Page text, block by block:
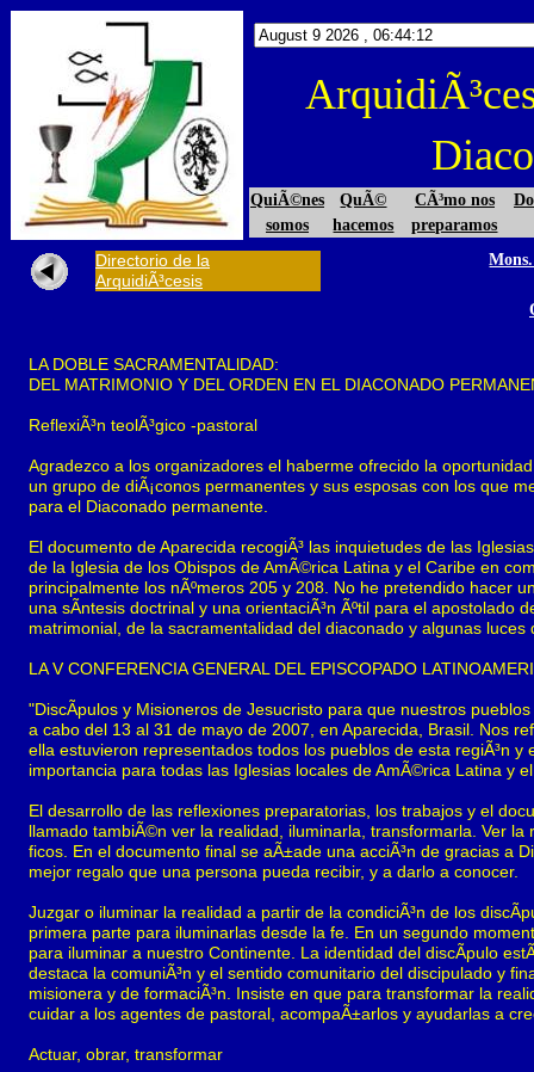
QuiÃ©nes
somos
QuÃ©
hacemos
CÃ³mo nos
preparamos
LA DOBLE SACRAMENTALlDAD:
DEL MATRIMONIO Y DEL ORDEN EN EL DIACONADO
ReflexiÃ³n teolÃ³gico -pastoral
Agradezco a los organizadores el haberme ofrecido la
un grupo de diÃ¡conos permanentes y sus esposas con los que
para el Diaconado permanente.
El documento de Aparecida recogiÃ³ las inquietudes de las
de la Iglesia de los Obispos de AmÃ©rica Latina y el Caribe en
principalmente los nÃºmeros 205 y 208. No he pretendido hacer
una sÃ­ntesis doctrinal y una orientaciÃ³n Ãºtil para el
matrimonial, de la sacramentalidad del diaconado y algunas
LA V CONFERENCIA GENERAL DEL EPISCOPADO
"DiscÃ­pulos y Misioneros de Jesucristo para que nuestros
a cabo del 13 al 31 de mayo de 2007, en Aparecida, Brasil. Nos
ella estuvieron representados todos los pueblos de esta regiÃ³n
importancia para todas las Iglesias locales de AmÃ©rica Latina y
El desarrollo de las reflexiones preparatorias, los trabajos y el
llamado tambiÃ©n ver la realidad, iluminarla, transformarla. Ver
ficos. En el documento final se aÃ±ade una acciÃ³n de gracias a
mejor regalo que una persona pueda recibir, y a darlo a conocer.
Juzgar o iluminar la realidad a partir de la condiciÃ³n de los
primera parte para iluminarlas desde la fe. En un segundo
para iluminar a nuestro Continente. La identidad del discÃ­pulo
destaca la comuniÃ³n y el sentido comunitario del discipulado y
misionera y de formaciÃ³n. Insiste en que para transformar la
cuidar a los agentes de pastoral, acompaÃ±arlos y ayudarlas a
Actuar, obrar, transformar
Directorio de la
ArquidiÃ³cesis